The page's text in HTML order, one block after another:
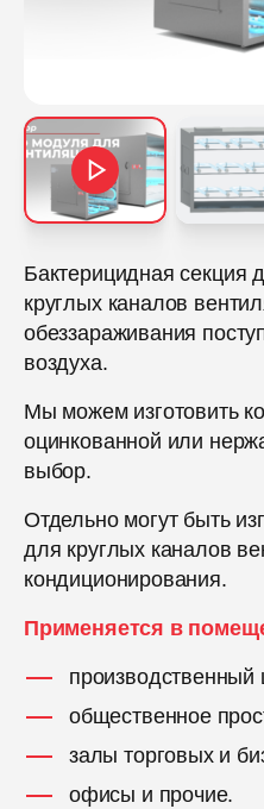
Бактерицидная секция
круглых каналов
обеззараживания
воздуха.
Мы можем изготовить
оцинкованной или
выбор.
Отдельно могут быть
для круглых каналов
кондиционирования.
Применяется в
производственный
общественное
залы торговых и
офисы и прочие.